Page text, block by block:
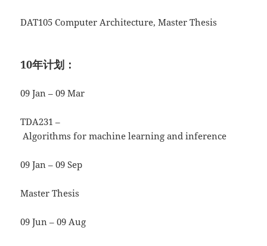
DAT105 Computer Architecture, Master Thesis
10年计划：
09 Jan – 09 Mar
TDA231 –
Algorithms for machine learning and inference
09 Jan – 09 Sep
Master Thesis
09 Jun – 09 Aug